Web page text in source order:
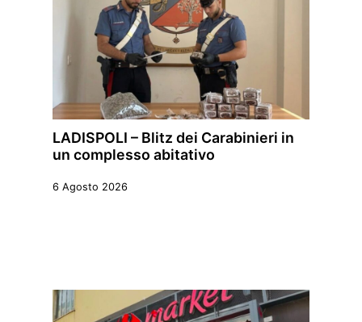
LADISPOLI – Blitz dei Carabinieri in
un complesso abitativo
6 Agosto 2026